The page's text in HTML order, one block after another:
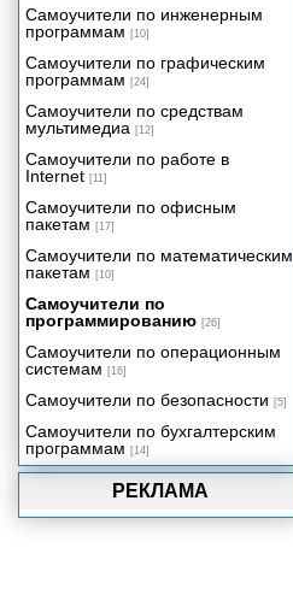
РЕКЛАМА
Создаем приложение:
Добавление контента со
сведениями о продукции
Включение цифрового видео в
ваше приложение
Трехмерная графика реального
времени
Создаем приложение:
Видеопрезентация
Упаковка вашего проекта
Самоучители по инженерным
программам [10]
Самоучители по графическим
программам [24]
Самоучители по средствам
мультимедиа [12]
Самоучители по работе в
Internet [11]
Самоучители по офисным
пакетам [17]
Самоучители по математическим
пакетам [10]
Самоучители по
программированию [26]
Самоучители по операционным
системам [16]
Самоучители по безопасности [5]
Самоучители по бухгалтерским
программам [14]